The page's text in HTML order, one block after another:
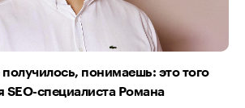
получилось, понимаешь: это того
SEO-специалиста Романа